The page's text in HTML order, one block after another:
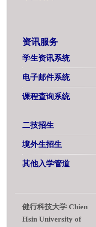
资讯服务
学生资讯系统
电子邮件系统
课程查询系统
二技招生
境外生招生
其他入学管道
健行科技大学 Chien
Hsin University of